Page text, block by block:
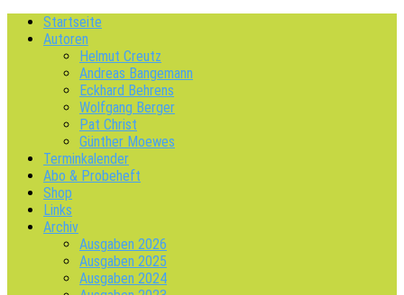
Startseite
Autoren
Helmut Creutz
Andreas Bangemann
Eckhard Behrens
Wolfgang Berger
Pat Christ
Günther Moewes
Terminkalender
Abo & Probeheft
Shop
Links
Archiv
Ausgaben 2026
Ausgaben 2025
Ausgaben 2024